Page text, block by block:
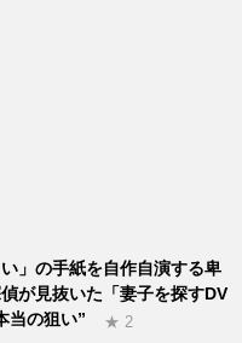
い」の手紙を自作自演する卑
が見抜いた「妻子を探すDV
当の狙い”
★ 2